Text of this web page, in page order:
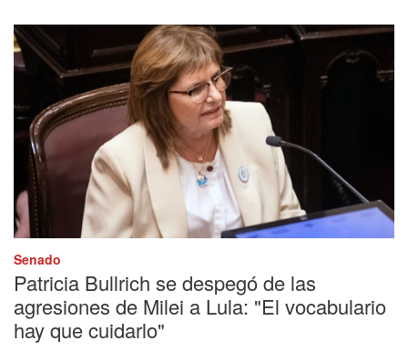
Senado
Patricia Bullrich se despegó de las
agresiones de Milei a Lula: "El vocabulario
hay que cuidarlo"